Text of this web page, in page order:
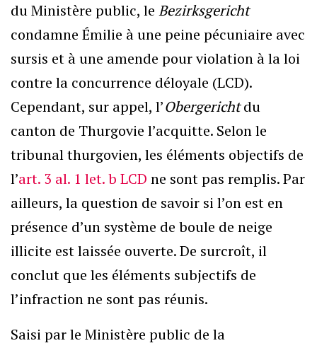
du Ministère public, le Bezirksgericht
condamne Émilie à une peine pécuniaire avec
sursis et à une amende pour violation à la loi
contre la concurrence déloyale (LCD).
Cependant, sur appel, l’Obergerichtdu
canton de Thurgovie l’acquitte. Selon le
tribunal thurgovien, les éléments objectifs de
l’art. 3 al. 1 let. b LCD ne sont pas remplis. Par
ailleurs, la question de savoir si l’on est en
présence d’un système de boule de neige
illicite est laissée ouverte. De surcroît, il
conclut que les éléments subjectifs de
l’infraction ne sont pas réunis.
Saisi par le Ministère public de la